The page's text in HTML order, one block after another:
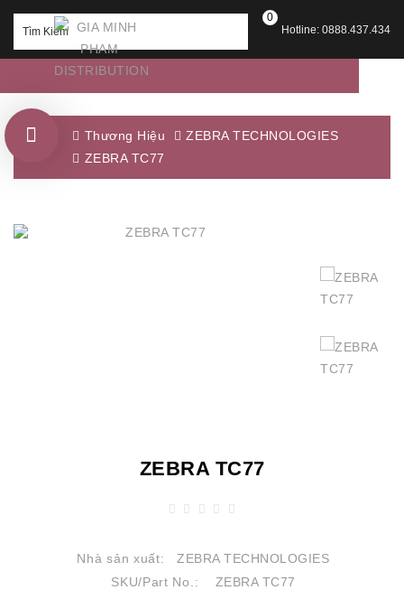
Hotline: 0888.437.434
0
Thương Hiệu
ZEBRA TECHNOLOGIES
ZEBRA TC77
ZEBRA TC77
Nhà sản xuất:
ZEBRA TECHNOLOGIES
SKU/Part No.:
ZEBRA TC77